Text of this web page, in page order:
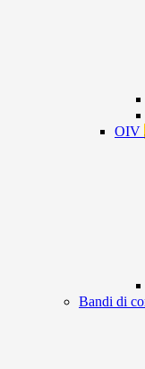
OIV
Bandi di